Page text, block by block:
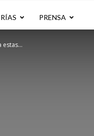
PRENSA
estas...